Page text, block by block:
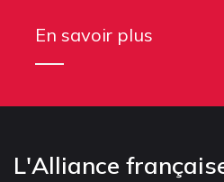
En savoir plus
L'Alliance